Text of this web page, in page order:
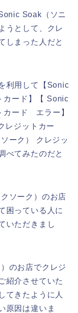
Soak（ソニ
うとして、クレ
しまった人だと
利用して【Sonic
カード】【 Sonic
カード エラー】
レジットカー
ーク） クレジッ
べてみたのだと
ソーク）のお店
困っている人に
いただきまし
のお店でクレジ
紹介させていた
てきたように人
原因は違いま